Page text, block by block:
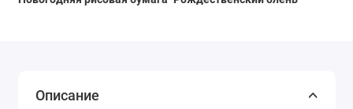
Описание